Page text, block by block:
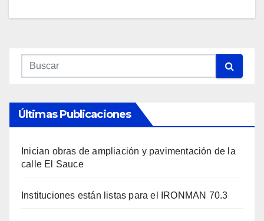
Últimas Publicaciones
Inician obras de ampliación y pavimentación de la
calle El Sauce
Instituciones están listas para el IRONMAN 70.3